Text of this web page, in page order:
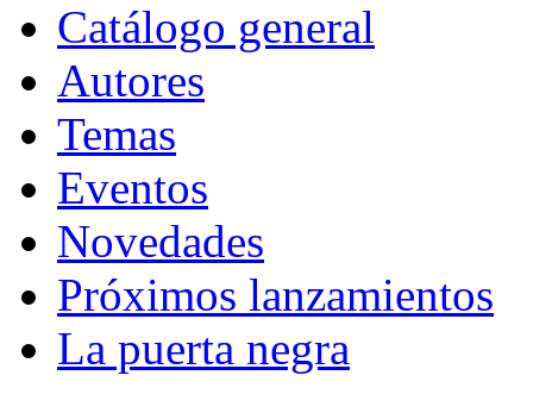
Catálogo general
Autores
Temas
Eventos
Novedades
Próximos lanzamientos
La puerta negra